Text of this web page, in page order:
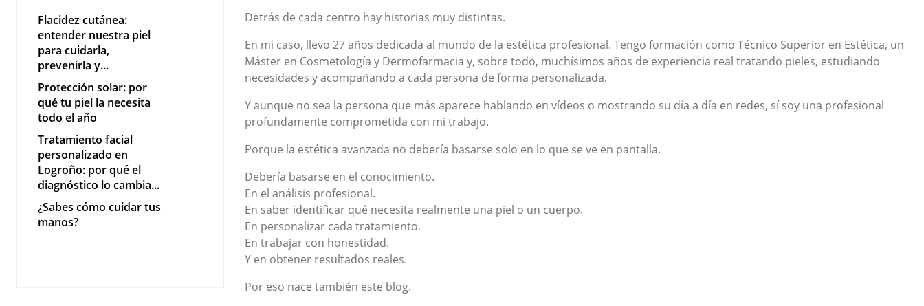
Flacidez cutánea:
entender nuestra piel
para cuidarla,
prevenirla y...
Protección solar: por
qué tu piel la necesita
todo el año
Tratamiento facial
personalizado en
Logroño: por qué el
diagnóstico lo cambia...
¿Sabes cómo cuidar tus
manos?
Detrás de cada centro hay historias muy distintas.
En mi caso, llevo 27 años dedicada al mundo de la estética profesional. Tengo formación como Técnico Superior en Estética, un
Máster en Cosmetología y Dermofarmacia y, sobre todo, muchísimos años de experiencia real tratando pieles, estudiando
necesidades y acompañando a cada persona de forma personalizada.
Y aunque no sea la persona que más aparece hablando en vídeos o mostrando su día a día en redes, sí soy una profesional
profundamente comprometida con mi trabajo.
Porque la estética avanzada no debería basarse solo en lo que se ve en pantalla.
Debería basarse en el conocimiento.
En el análisis profesional.
En saber identificar qué necesita realmente una piel o un cuerpo.
En personalizar cada tratamiento.
En trabajar con honestidad.
Y en obtener resultados reales.
Por eso nace también este blog.